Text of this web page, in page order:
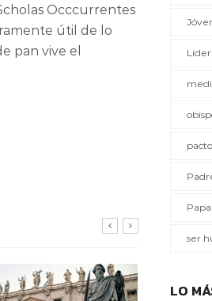
Occcurrentes
útil de lo
pan vive el
ser
LO